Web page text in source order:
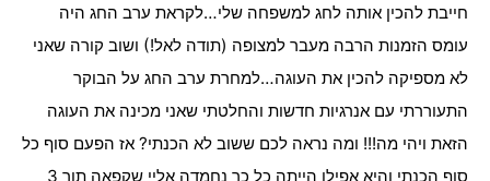
חייבת להכין אותה לחג למשפחה שלי…לקראת ערב החג היה
עומס הזמנות הרבה מעבר למצופה (תודה לאל!) ושוב קורה שאני
לא מספיקה להכין את העוגה…למחרת ערב החג על הבוקר
התעוררתי עם אנרגיות חדשות והחלטתי שאני מכינה את העוגה
הזאת ויהי מה!!! ומה נראה לכם ששוב לא הכנתי? אז הפעם סוף כל
סוף הכנתי והיא אפילו הייתה כל כך נחמדה אליי שקפאה תוך 3